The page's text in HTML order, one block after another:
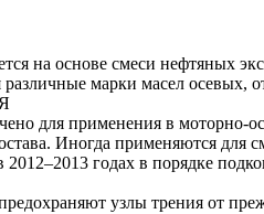
на основе смеси нефтяных
марки масел осевых,
для применения в моторно-
Иногда применяются для
годах в порядке
узлы трения от